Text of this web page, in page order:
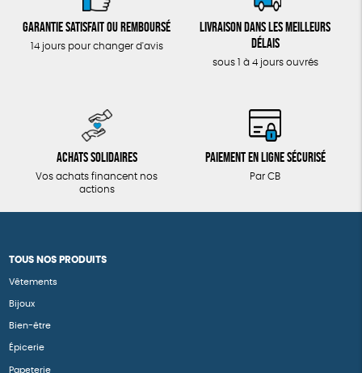
Garantie satisfait ou remboursé
14 jours pour changer d'avis
Livraison dans les meilleurs
délais
sous 1 à 4 jours ouvrés
Achats solidaires
Vos achats financent nos
actions
Paiement en ligne sécurisé
Par CB
TOUS NOS PRODUITS
Vêtements
Bijoux
Bien-être
Épicerie
Papeterie